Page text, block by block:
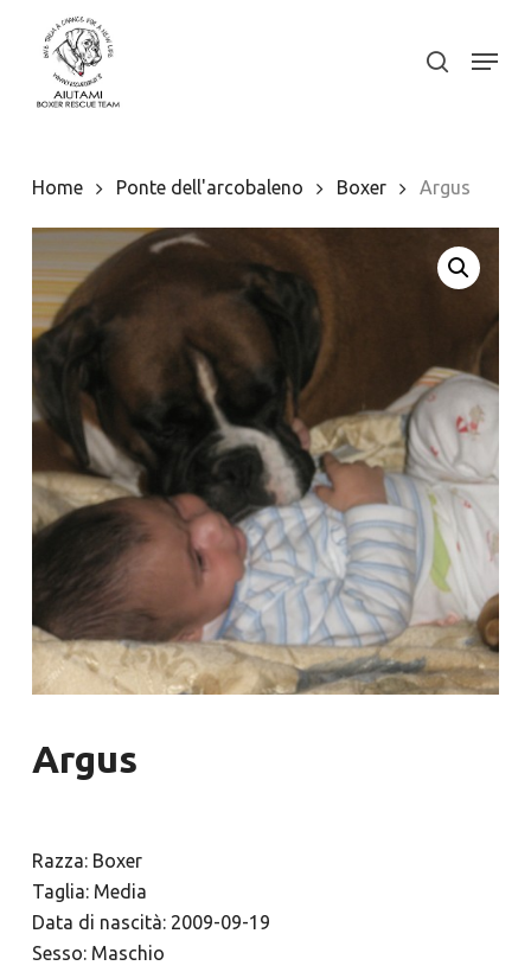
content
search
Menu
Home Ponte dell'arcobaleno Boxer Argus
Argus
Razza: Boxer
Taglia: Media
Data di nascità: 2009-09-19
Sesso: Maschio
Close